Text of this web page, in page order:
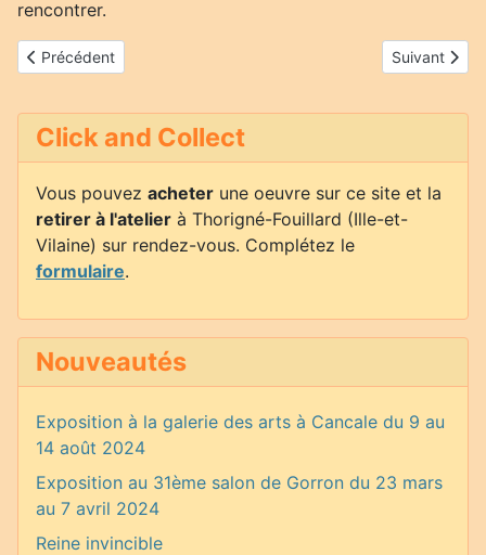
rencontrer.
Article précédent : Exposition à la galerie des arts à Cancale du
Précédent Article
Suivant
Click and Collect
Vous pouvez acheter une oeuvre sur ce site et la
retirer à l'atelier à Thorigné-Fouillard (Ille-et-
Vilaine) sur rendez-vous. Complétez le
formulaire.
Nouveautés
Exposition à la galerie des arts à Cancale du 9 au
14 août 2024
Exposition au 31ème salon de Gorron du 23 mars
au 7 avril 2024
Reine invincible